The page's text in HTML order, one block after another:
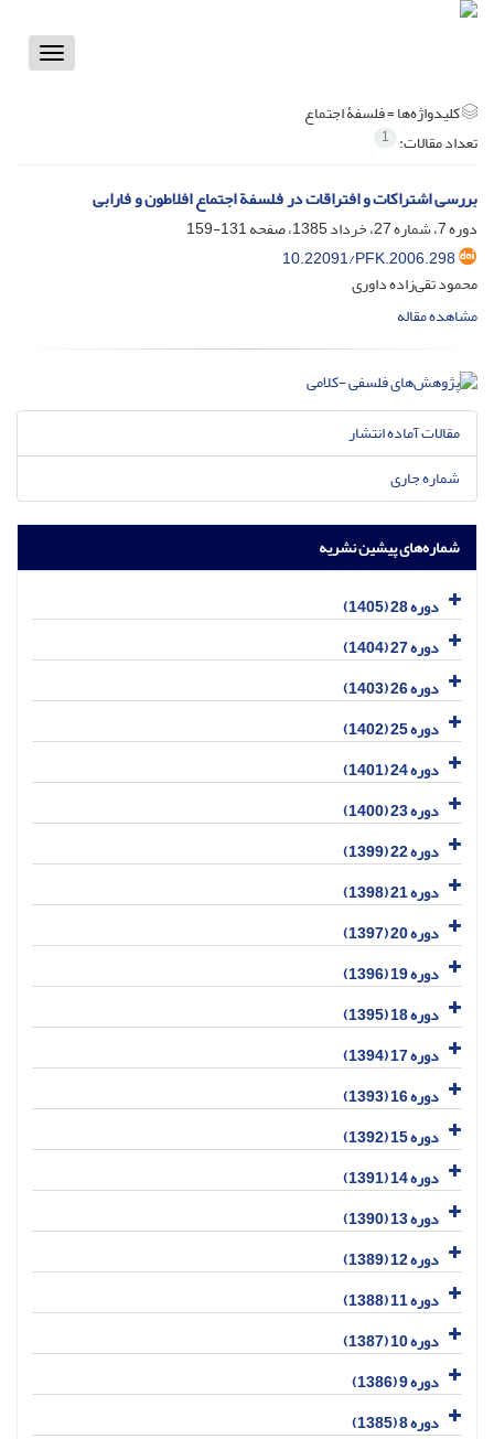
Toggle
کلیدواژه‌ها =فلسفۀ اجتماع
تعداد مقالات: 1
بررسی اشتراکات و افتراقات در فلسفة‌ اجتماع افلاطون و فارابی
دوره 7، شماره 27، خرداد 1385، صفحه
131-159
10.22091/PFK.2006.298
محمود تقی‌زاده داوری
مشاهده مقاله
مقالات آماده انتشار
شماره جاری
شماره‌های پیشین نشریه
دوره 28 (1405)
دوره 27 (1404)
دوره 26 (1403)
دوره 25 (1402)
دوره 24 (1401)
دوره 23 (1400)
دوره 22 (1399)
دوره 21 (1398)
دوره 20 (1397)
دوره 19 (1396)
دوره 18 (1395)
دوره 17 (1394)
دوره 16 (1393)
دوره 15 (1392)
دوره 14 (1391)
دوره 13 (1390)
دوره 12 (1389)
دوره 11 (1388)
دوره 10 (1387)
دوره 9 (1386)
دوره 8 (1385)